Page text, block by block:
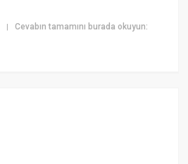
|Cevabın tamamını burada okuyun: